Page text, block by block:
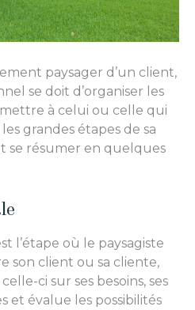
paysager d’un client,
se doit d’organiser les
à celui ou celle qui
grandes étapes de sa
se résumer en quelques
l’étape où le paysagiste
son client ou sa cliente,
ci sur ses besoins, ses
et évalue les possibilités